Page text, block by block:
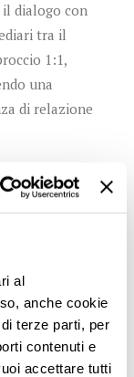
al
anche cookie
terze parti, per
contenuti e
accettare tutti
il dialogo con
tra il
1:1,
una
di relazione
le
qualche
reinventare
ed il prima